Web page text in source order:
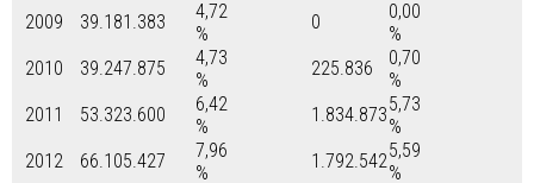
2009
39.181.383
4,72
%
0
0,00
%
2010
39.247.875
4,73
%
225.836
0,70
%
2011
53.323.600
6,42
%
1.834.8735,73
%
2012
66.105.427
7,96
%
1.792.5425,59
%